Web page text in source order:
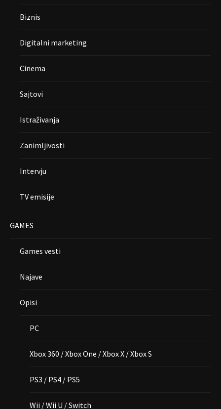
Biznis
Digitalni marketing
Cinema
Sajtovi
Istraživanja
Zanimljivosti
Intervju
TV emisije
GAMES
Games vesti
Najave
Opisi
PC
Xbox 360 / Xbox One / Xbox X / Xbox S
PS3 / PS4 / PS5
Wii / Wii U / Switch